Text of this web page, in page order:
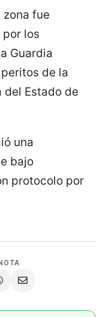
zona fue
los
Guardia
de la
del Estado de
una
bajo
protocolo por